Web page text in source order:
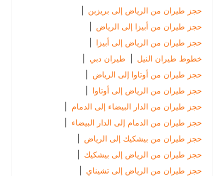
حجز طيران من الرياض إلى بريزبن |
حجز طيران من أبيزا إلى الرياض
|
حجز طيران من الرياض إلى أبيزا
خطوط طيران النيل | طيران دبي |
حجز طيران من أوتاوا إلى الرياض
|
حجز طيران من الرياض إلى أوتاوا |
حجز طيران من الدار البيضاء إلى الدمام
|
حجز طيران من الدمام إلى الدار البيضاء |
حجز طيران من بيشكيك إلى الرياض
|
حجز طيران من الرياض إلى بيشكيك |
حجز طيران من الرياض إلى تشيناي |